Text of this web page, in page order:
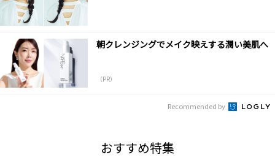
朝クレンジングでメイク映えする潤い美肌へ
（PR）
Recommended by
おすすめ特集